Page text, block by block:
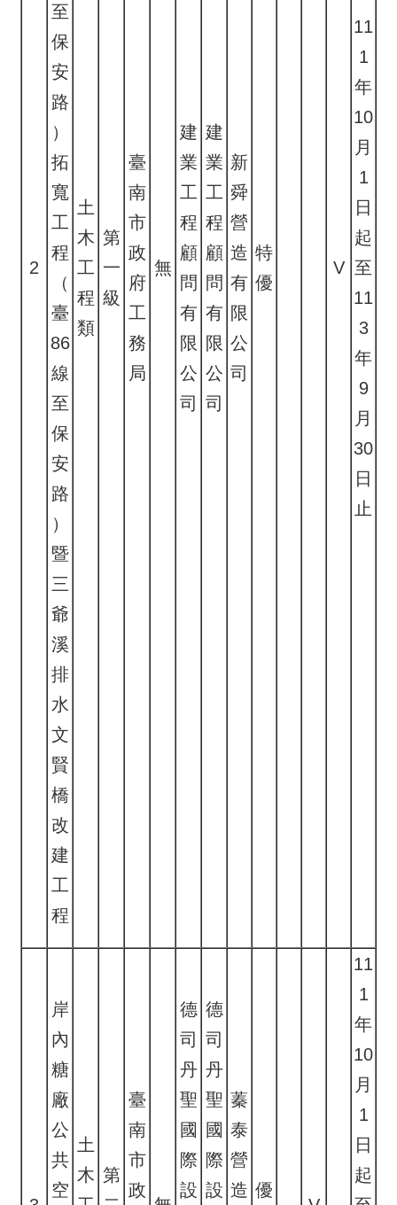
2
至
保
安
路
）
拓
寬
工
程
（
臺
86
線
至
保
安
路
）
暨
三
爺
溪
排
水
文
賢
橋
改
建
工
程
土
木
工
程
類
第
一
級
臺
南
市
政
府
工
務
局
無
建
業
工
程
顧
問
有
限
公
司
建
業
工
程
顧
問
有
限
公
司
新
舜
營
造
有
限
公
司
特
優
V
11
1
年
10
月
1
日
起
至
11
3
年
9
月
30
日
止
岸
內
糖
廠
公
共
空
土
木 第
臺
南
市
政
德
司
丹
聖
國
際
設
德
司
丹
聖
國
際
設
蓁
泰
營
造 優
11
1
年
10
月
1
日
起